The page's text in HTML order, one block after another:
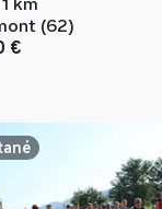
(62)
€